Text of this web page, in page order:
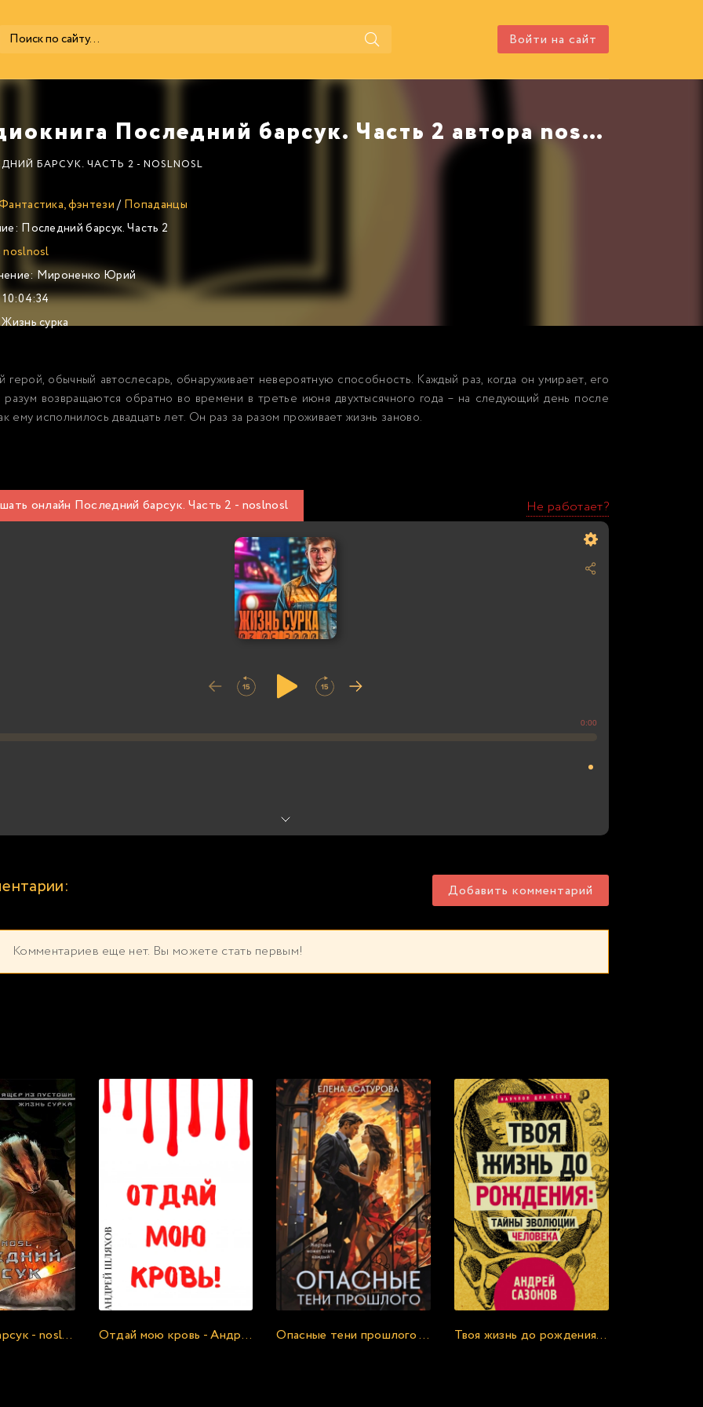
Войти на сайт
Аудиокнига Последний барсук. Часть 2 автора noslnosl
БАРСУК. ЧАСТЬ 2 - NOSLNOSL
фэнтези/ Попаданцы
Последний барсук. Часть 2
noslnosl
Мироненко Юрий
10:04:34
сурка
герой, обычный автослесарь, обнаруживает невероятную способность. Каждый раз, когда он умирает, его
возвращаются обратно во времени в третье июня двухтысячного года – на следующий день после
ему исполнилось двадцать лет. Он раз за разом проживает жизнь заново.
онлайн Последний барсук. Часть 2 - noslnosl Не работает?
0:00
Добавить комментарий
Комментариев еще нет. Вы можете стать первым!
Последний барсук - noslnosl Отдай мою кровь - Андрей Шляхов Опасные тени прошлого - Елена Асатурова Твоя жизнь до рождения: тайны эволюции человека - Андрей Сазонов